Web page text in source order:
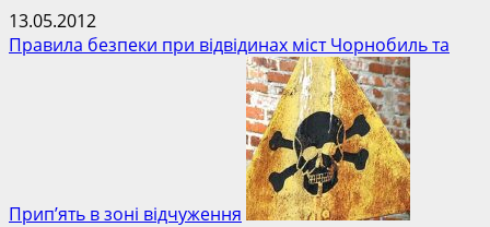
13.05.2012
Правила безпеки при відвідинах міст Чорнобиль та
Прип’ять в зоні відчуження